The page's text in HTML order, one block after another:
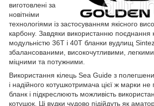
виготовлені за
новітніми
технологіями із застосуванням якісного
карбону. Завдяки використанню поєднання
модульністю 36T і 40T бланки вудлищ
збалансованими, високочутливими,
міцними та потужними.
Використання кілець Sea Guide з
і надійного котушкотримача цієї ж марки
бланк і підкреслюють можливість
котушок. Ці вудки чудово підійдуть як